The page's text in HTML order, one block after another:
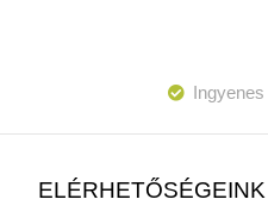
ELÉRHETŐSÉGEINK